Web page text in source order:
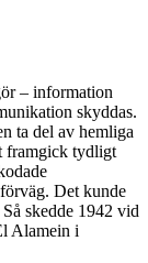
– information
skyddas.
ta del av hemliga
framgick tydligt
Det kunde
skedde 1942 vid
Alamein i